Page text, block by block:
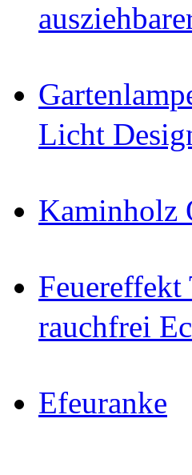
Licht
Kaminholz
Feuereffekt
rauchfrei
Efeuranke